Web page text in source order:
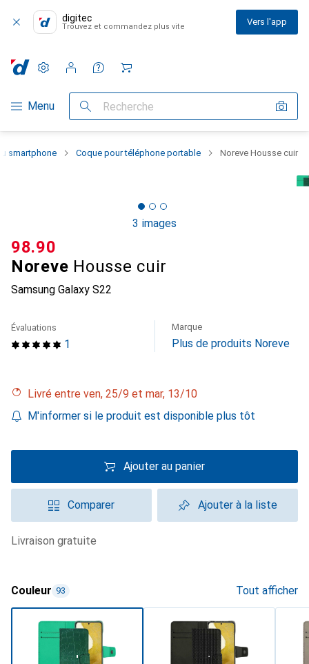
digitec
Trouvez et commandez plus vite Vers l'app
Navigation par catégorie
Menu Recherche
Paramètres
Compte client
Listes de comparaison
Listes d'envies
Panier
smartphone Coque pour téléphone portable Noreve Housse cuir
3 images
Noreve Housse cuir
Samsung Galaxy S22
CHF
98.90
1
Évaluations Marque
Plus de produits Noreve
Livré entre ven, 25/9 et mar, 13/10
M'informer si le produit est disponible plus tôt
Ajouter au panier
Comparer Ajouter à la liste
livraison gratuite
Couleur 93 Tout afficher